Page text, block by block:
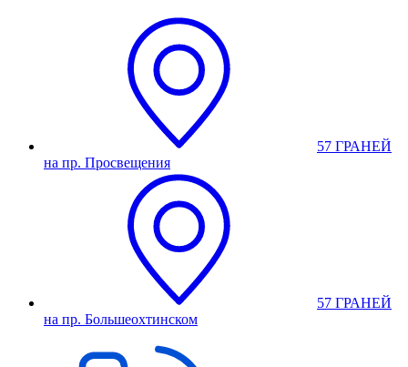
57 ГРАНЕЙ
на пр. Просвещения
57 ГРАНЕЙ
на пр. Большеохтинском